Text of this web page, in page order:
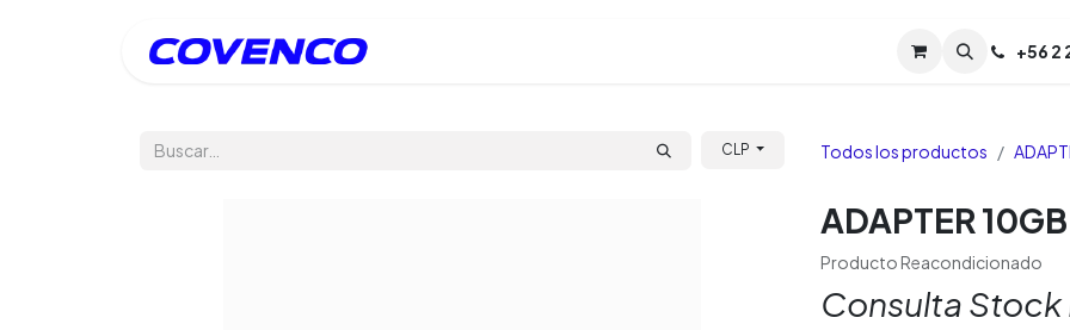
Soporte TPM (CL) +56 2
CLP Todos los productos
ADAPTER
Producto Reacondicionado
Consulta